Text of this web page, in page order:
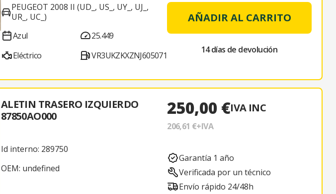
PEUGEOT 2008 II (UD_, US_, UY_, UJ_,
UR_, UC_)
Azul
Eléctrico
25.449
VR3UKZKXZNJ605071
AÑADIR AL CARRITO
14 días de devolución
ALETIN TRASERO IZQUIERDO
87850AO000
Id interno: 289750
OEM: undefined
250,00 €IVA INC
206,61 €+IVA
Garantía 1 año
Verificada por un técnico
Envío rápido 24/48h